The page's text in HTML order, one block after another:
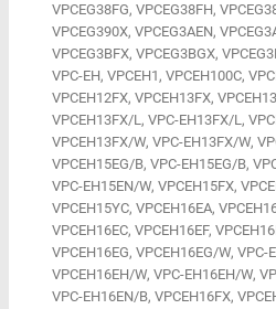
VPCEG38FG, VPCEG38FH,
VPCEG390X, VPCEG3AEN,
VPCEG3BFX, VPCEG3BGX,
VPC-EH, VPCEH1, VPCEH100C,
VPCEH12FX, VPCEH13FX,
VPCEH13FX/L, VPC-EH13FX/L,
VPCEH13FX/W, VPC-EH13FX/W,
VPCEH15EG/B, VPC-EH15EG/B,
VPC-EH15EN/W, VPCEH15FX,
VPCEH15YC, VPCEH16EA,
VPCEH16EC, VPCEH16EF,
VPCEH16EG, VPCEH16EG/W, VPC-
VPCEH16EH/W, VPC-EH16EH/W,
VPC-EH16EN/B, VPCEH16FX,